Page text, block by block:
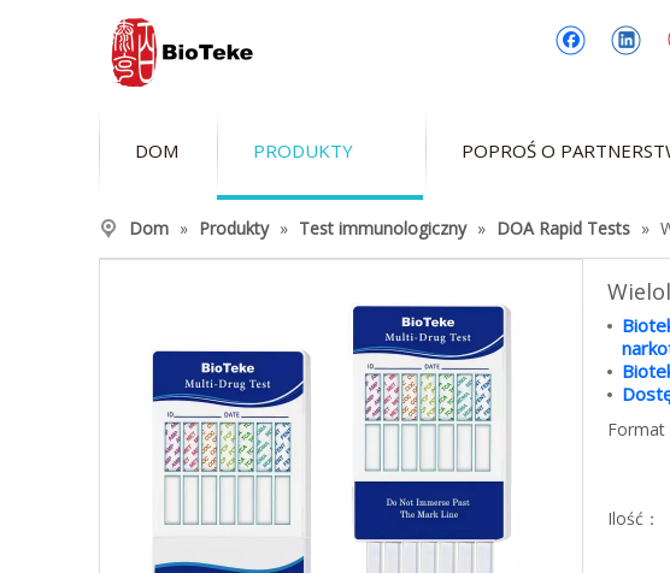
DOM PRODUKTY POPROŚ O
Dom » Produkty » Test immunologiczny » DOA Rapid Tests »
Format
Ilość：